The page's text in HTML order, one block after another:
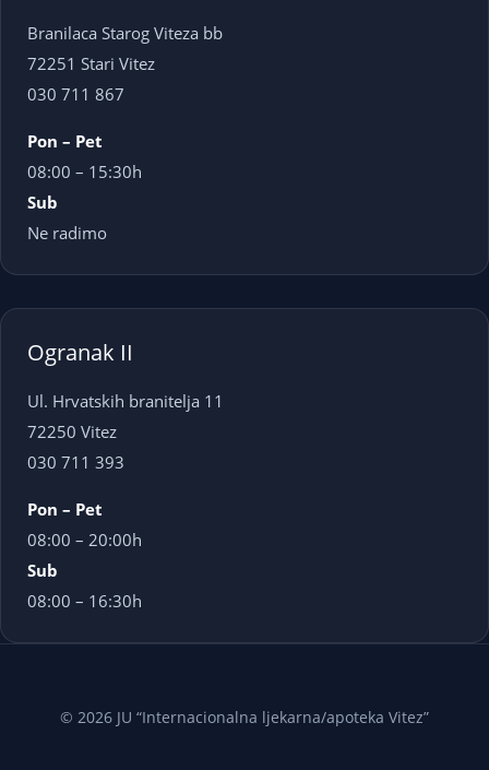
Branilaca Starog Viteza bb
72251 Stari Vitez
030 711 867
Pon – Pet
08:00 – 15:30h
Sub
Ne radimo
Ogranak II
Ul. Hrvatskih branitelja 11
72250 Vitez
030 711 393
Pon – Pet
08:00 – 20:00h
Sub
08:00 – 16:30h
© 2026 JU “Internacionalna ljekarna/apoteka Vitez”